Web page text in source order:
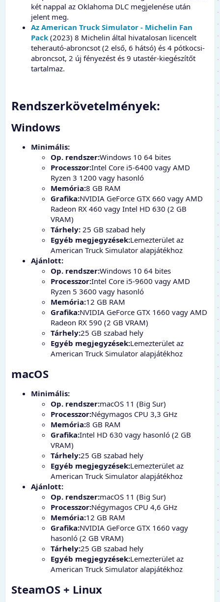
két nappal az Oklahoma DLC megjelenése után
jelent meg.
Az American Truck Simulator - Michelin Fan
Pack (2023) 8 Michelin által hivatalosan licencelt
teherautó-abroncsot (2 első, 6 hátsó) és 4 pótkocsi-
abroncsot, 2 új fényezést és 9 utastér-kiegészítőt
tartalmaz.
Rendszerkövetelmények:​
Windows
Minimális:
Op. rendszer:Windows 10 64 bites
Processzor:Intel Core i5-6400 vagy AMD
Ryzen 3 1200 vagy hasonló
Memória:8 GB RAM
Grafika:NVIDIA GeForce GTX 660 vagy AMD
Radeon RX 460 vagy Intel HD 630 (2 GB
VRAM)
Tárhely: 25 GB szabad hely
Egyéb megjegyzések:Lemezterület az
American Truck Simulator alapjátékhoz
Ajánlott:
Op. rendszer:Windows 10 64 bites
Processzor:Intel Core i5-9600 vagy AMD
Ryzen 5 3600 vagy hasonló
Memória:12 GB RAM
Grafika:NVIDIA GeForce GTX 1660 vagy AMD
Radeon RX 590 (2 GB VRAM)
Tárhely:25 GB szabad hely
Egyéb megjegyzések:Lemezterület az
American Truck Simulator alapjátékhoz
macOS
Minimális:
Op. rendszer:macOS 11 (Big Sur)
Processzor:Négymagos CPU 3,3 GHz
Memória:8 GB RAM
Grafika:Intel HD 630 vagy hasonló (2 GB
VRAM)
Tárhely:25 GB szabad hely
Egyéb megjegyzések:Lemezterület az
American Truck Simulator alapjátékhoz
Ajánlott:
Op. rendszer:macOS 11 (Big Sur)
Processzor:Négymagos CPU 4,6 GHz
Memória:12 GB RAM
Grafika:NVIDIA GeForce GTX 1660 vagy
hasonló (2 GB VRAM)
Tárhely:25 GB szabad hely
Egyéb megjegyzések:Lemezterület az
American Truck Simulator alapjátékhoz
SteamOS + Linux